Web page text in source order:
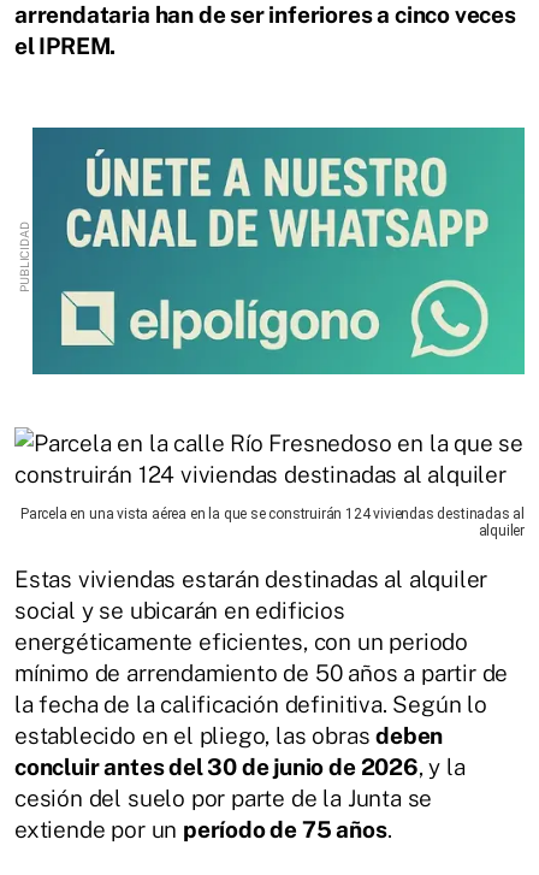
arrendataria han de ser inferiores a cinco veces
el IPREM.
Parcela en una vista aérea en la que se construirán 124 viviendas destinadas al
alquiler
Estas viviendas estarán destinadas al alquiler
social y se ubicarán en edificios
energéticamente eficientes, con un periodo
mínimo de arrendamiento de 50 años a partir de
la fecha de la calificación definitiva. Según lo
establecido en el pliego, las obrasdeben
concluir antes del 30 de junio de 2026, y la
cesión del suelo por parte de la Junta se
extiende por un período de 75 años.